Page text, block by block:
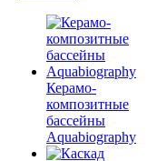
Керамо-
композитные
бассейны
Aquabiography